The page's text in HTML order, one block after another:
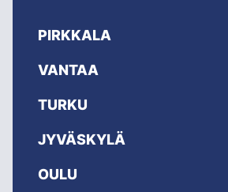
PIRKKALA
VANTAA
TURKU
JYVÄSKYLÄ
OULU